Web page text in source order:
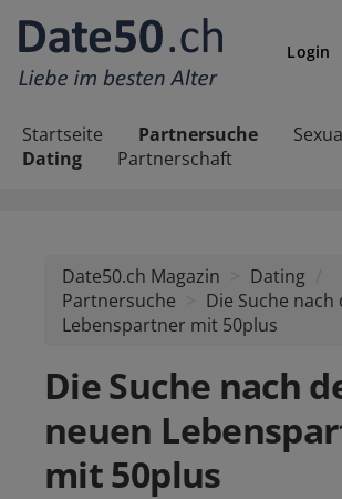
Login
Startseite Partnersuche
Dating
Partnerschaft
Date50.ch Magazin Dating
Partnersuche
Die Suche
Lebenspartner mit 50plus
Die Suche nach
neuen
mit 50plus